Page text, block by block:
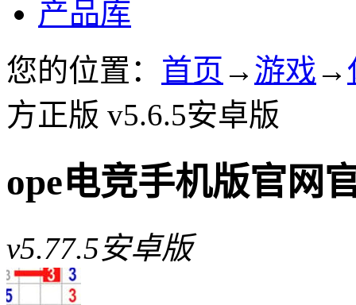
产品库
您的位置： 首页 → 游戏 →
方正版 v5.6.5安卓版
ope电竞手机版官网
v5.77.5安卓版